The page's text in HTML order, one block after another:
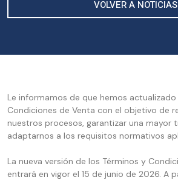
VOLVER A NOTICIAS
Le informamos de que hemos
Condiciones de Venta con el objetivo de
nuestros procesos, garantizar una mayor
adaptarnos a los requisitos normativos
La nueva versión de los Términos y
entrará en vigor el 15 de junio de 2026. A